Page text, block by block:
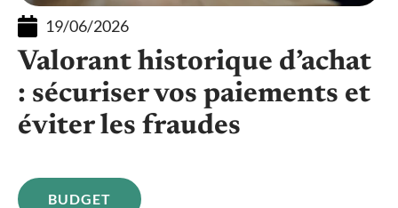
19/06/2026
Valorant historique d’achat
: sécuriser vos paiements et
éviter les fraudes
BUDGET